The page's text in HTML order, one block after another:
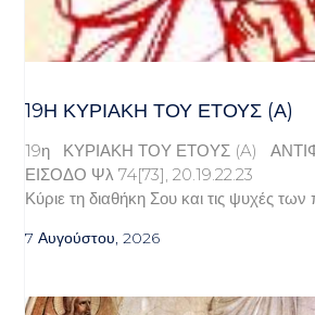
19Η ΚΥΡΙΑΚΉ ΤΟΥ ΈΤΟΥΣ (Α)
19η ΚΥΡΙΑΚΗ ΤΟΥ ΕΤΟΥΣ (A)
ΕΙΣΟΔΟ Ψλ 74[73],
Κύριε τη διαθήκη Σου και τις ψυχές
7 Αυγούστου, 2026